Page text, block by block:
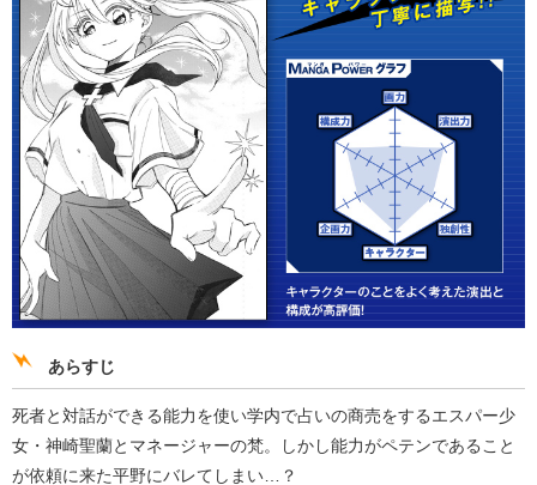
あらすじ
死者と対話ができる能力を使い学内で占いの商売をするエスパー少
女・神崎聖蘭とマネージャーの梵。しかし能力がペテンであること
が依頼に来た平野にバレてしまい…？